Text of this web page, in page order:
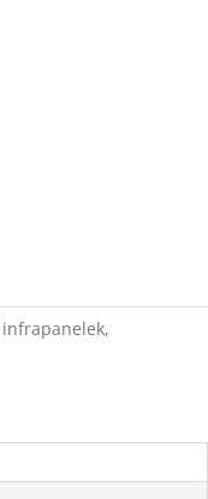
infrapanelek,